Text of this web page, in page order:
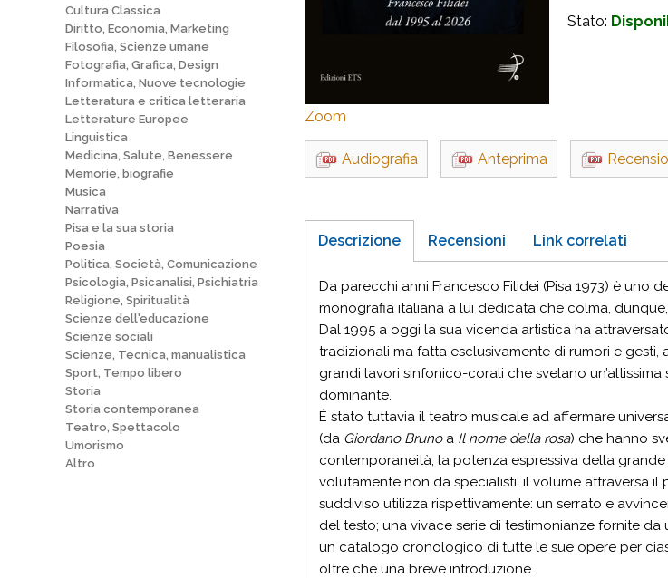
Cultura Classica
Diritto, Economia, Marketing
Filosofia, Scienze umane
Fotografia, Grafica, Design
Informatica, Nuove tecnologie
Letteratura e critica letteraria
Letterature Europee
Linguistica
Medicina, Salute, Benessere
Memorie, biografie
Musica
Narrativa
Pisa e la sua storia
Poesia
Politica, Società, Comunicazione
Psicologia, Psicanalisi, Psichiatria
Religione, Spiritualità
Scienze dell'educazione
Scienze sociali
Scienze, Tecnica, manualistica
Sport, Tempo libero
Storia
Storia contemporanea
Teatro, Spettacolo
Umorismo
Altro
Zoom
Stato:
Audiografia Anteprima
Descrizione Recensioni Link correlati
Da parecchi anni Francesco Filidei (Pisa 1973) è uno
monografia italiana a lui dedicata che colma,
Dal 1995 a oggi la sua vicenda artistica ha
tradizionali ma fatta esclusivamente di rumori e
grandi lavori sinfonico-corali che svelano
dominante.
È stato tuttavia il teatro musicale ad affermare
(da Giordano Brunoa Il nome della rosa) che hanno
contemporaneità, la potenza espressiva della
volutamente non da specialisti, il volume attraversa
suddiviso utilizza rispettivamente: un serrato e
del testo; una vivace serie di testimonianze fornite
un catalogo cronologico di tutte le sue opere per
oltre che una breve introduzione.